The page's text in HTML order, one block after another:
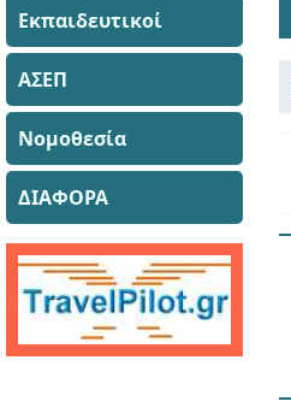
Εκπαιδευτικοί
ΑΣΕΠ
Νομοθεσία
ΔΙΑΦΟΡΑ